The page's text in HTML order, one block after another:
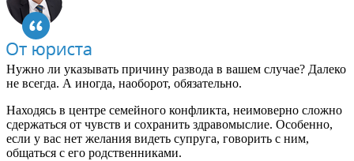
Нужно ли указывать причину развода в вашем случае? Далеко
не всегда. А иногда, наоборот, обязательно.
Находясь в центре семейного конфликта, неимоверно сложно
сдержаться от чувств и сохранить здравомыслие. Особенно,
если у вас нет желания видеть супруга, говорить с ним,
общаться с его родственниками.